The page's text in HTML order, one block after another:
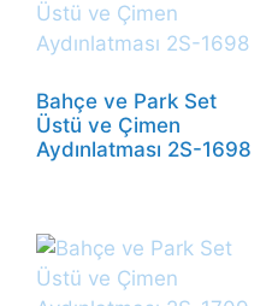
Bahçe ve Park Set
Üstü ve Çimen
Aydınlatması 2S-1698